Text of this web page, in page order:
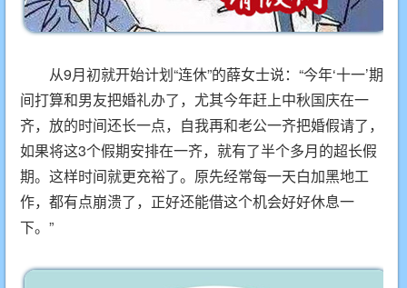
从9月初就开始计划“连休”的薛女士说：“今年‘十一’期
间打算和男友把婚礼办了，尤其今年赶上中秋国庆在一
齐，放的时间还长一点，自我再和老公一齐把婚假请了，
如果将这3个假期安排在一齐，就有了半个多月的超长假
期。这样时间就更充裕了。原先经常每一天白加黑地工
作，都有点崩溃了，正好还能借这个机会好好休息一
下。”